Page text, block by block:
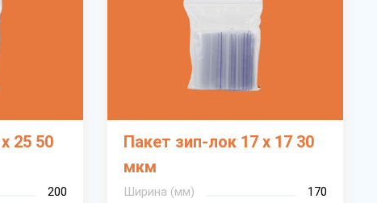
25 50
200
Пакет зип-лок 17 х 17 30
мкм
Ширина (мм)
170